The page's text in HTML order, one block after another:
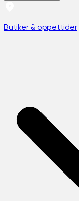
Butiker & öppettider